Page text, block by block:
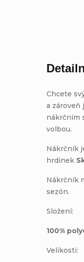
Chcete
a zároveň
nákrčním
volbou.
Nákrčník
hrdinek
Nákrčník
sezón.
Složení:
100%
Velikosti: